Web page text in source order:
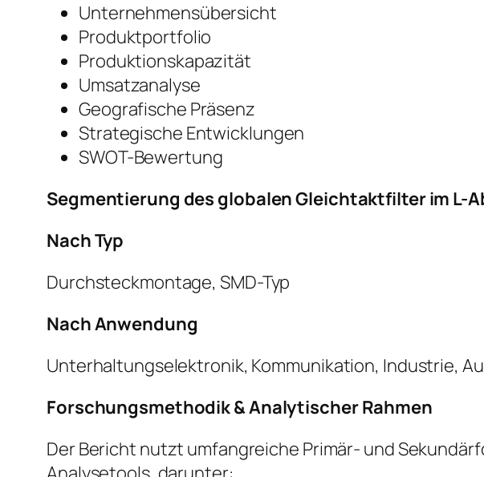
Unternehmensübersicht
Produktportfolio
Produktionskapazität
Umsatzanalyse
Geografische Präsenz
Strategische Entwicklungen
SWOT-Bewertung
Segmentierung des globalen Gleichtaktfilter im L-
Nach Typ
Durchsteckmontage, SMD-Typ
Nach Anwendung
Unterhaltungselektronik, Kommunikation, Industrie,
Forschungsmethodik & Analytischer Rahmen
Der Bericht nutzt umfangreiche Primär- und